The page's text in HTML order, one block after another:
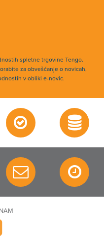
spletne trgovine Tengo.
za obveščanje o novicah,
v obliki e-novic.